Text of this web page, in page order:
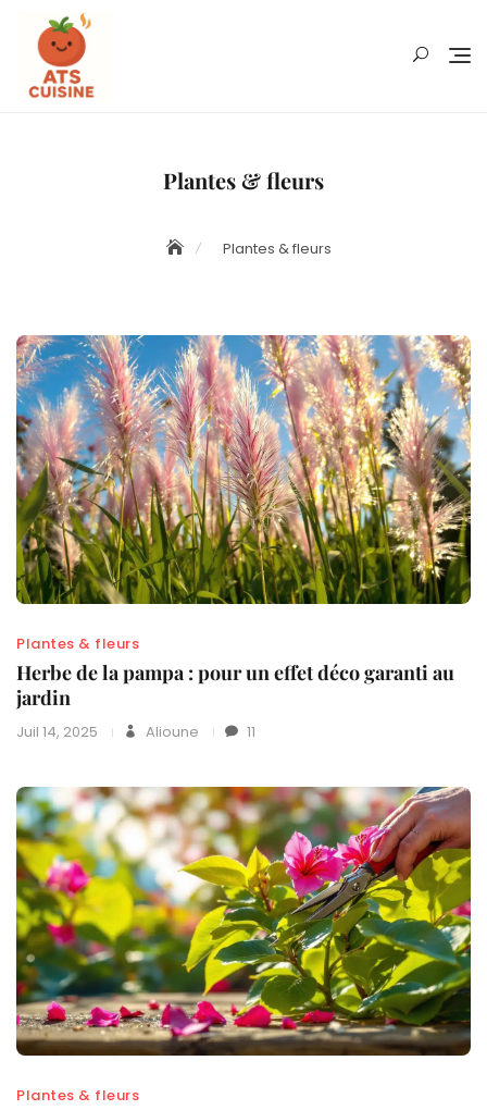
content
Plantes & fleurs
Plantes & fleurs
Plantes & fleurs
Herbe de la pampa : pour un effet déco garanti au
jardin
Juil 14, 2025 Alioune 11
Plantes & fleurs